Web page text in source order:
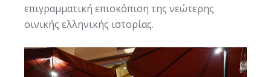
επιγραμματική επισκόπιση της νεώτερης
οινικής ελληνικής ιστορίας.